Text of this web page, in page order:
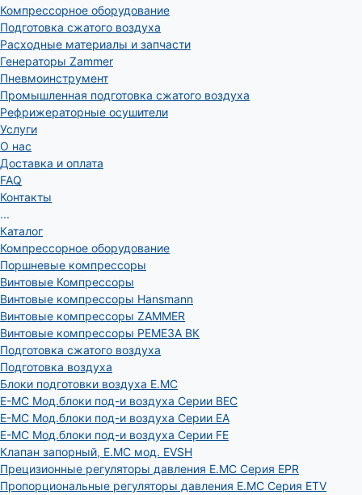
Компрессорное оборудование
Подготовка сжатого воздуха
Расходные материалы и запчасти
Генераторы Zammer
Пневмоинструмент
Промышленная подготовка сжатого воздуха
Рефрижераторные осушители
Услуги
О нас
Доставка и оплата
FAQ
Контакты
...
Каталог
Компрессорное оборудование
Поршневые компрессоры
Винтовые Компрессоры
Винтовые компрессоры Hansmann
Винтовые компрессоры ZAMMER
Винтовые компрессоры РЕМЕЗА ВК
Подготовка сжатого воздуха
Подготовка воздуха
Блоки подготовки воздуха E.MC
E-MC Мод.блоки под-и воздуха Серии BEC
E-MC Мод.блоки под-и воздуха Серии EA
E-MC Мод.блоки под-и воздуха Серии FE
Клапан запорный, E.MC мод. EVSH
Прецизионные регуляторы давления E.MC Серия EPR
Пропорциональные регуляторы давления E.MC Серия ETV